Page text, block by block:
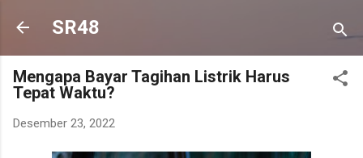
SR48
Mengapa Bayar Tagihan Listrik Harus
Tepat Waktu?
Desember 23, 2022